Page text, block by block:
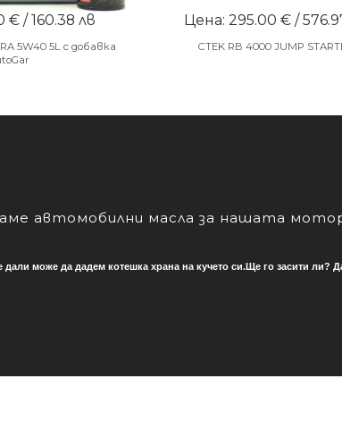
€ / 160.38 лв
5W40 5L с добавка
Цена: 295.00 € /
CTEK RB 4000 JUMP
автомобилни масла за нашата
дали може да дадем котешка храна на кучето си.Ще го засити